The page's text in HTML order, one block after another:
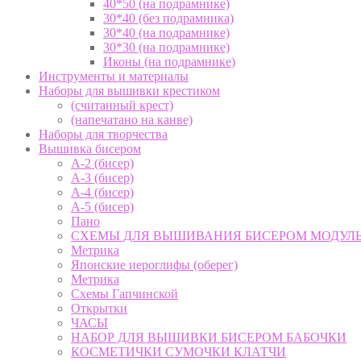
40*50 (на подрамнике)
30*40 (без подрамника)
30*40 (на подрамнике)
30*30 (на подрамнике)
Иконы (на подрамнике)
Инструменты и материалы
Наборы для вышивки крестиком
(считанный крест)
(напечатано на канве)
Наборы для творчества
Вышивка бисером
А-2 (бисер)
А-3 (бисер)
А-4 (бисер)
А-5 (бисер)
Пано
СХЕМЫ ДЛЯ ВЫШИВАНИЯ БИСЕРОМ
Метрика
Японские иероглифы (оберег)
Метрика
Схемы Гапчинской
Открытки
ЧАСЫ
НАБОР ДЛЯ ВЫШИВКИ БИСЕРОМ БАБОЧКИ
КОСМЕТИЧКИ СУМОЧКИ КЛАТЧИ